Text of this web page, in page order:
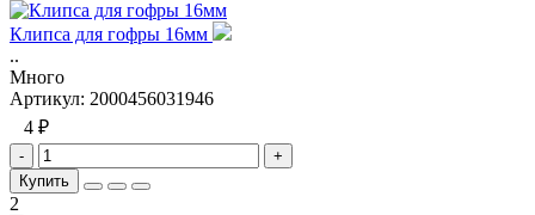
Клипса для гофры 16мм
..
Много
Артикул: 2000456031946
4 ₽
-
+
Купить
2